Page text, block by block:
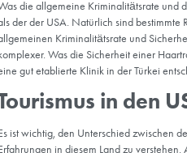
Sowohl in den Vereinigten
wobei beide Länder ihre
den Operationstechniken zu